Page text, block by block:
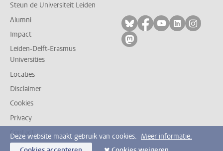
Steun de Universiteit Leiden
Alumni
Impact
Leiden-Delft-Erasmus
Universities
Locaties
Disclaimer
Cookies
Privacy
Contact
Volg ons op bluesky
Volg ons op
Volg ons op
Volg ons
Volg
Volg ons op mastodon
Deze website maakt gebruik van cookies. Meer informatie.